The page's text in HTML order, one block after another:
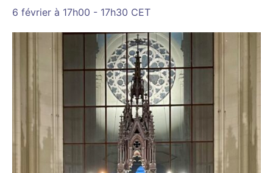
6 février à 17h00 - 17h30 CET